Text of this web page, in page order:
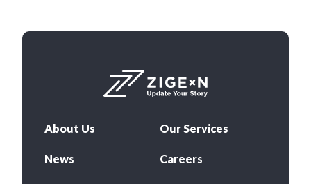
About Us Our Services
News Careers